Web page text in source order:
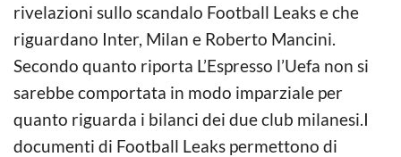
rivelazioni sullo scandalo Football Leaks e che
riguardano Inter, Milan e Roberto Mancini.
Secondo quanto riporta L’Espresso l’Uefa non si
sarebbe comportata in modo imparziale per
quanto riguarda i bilanci dei due club milanesi.I
documenti di Football Leaks permettono di